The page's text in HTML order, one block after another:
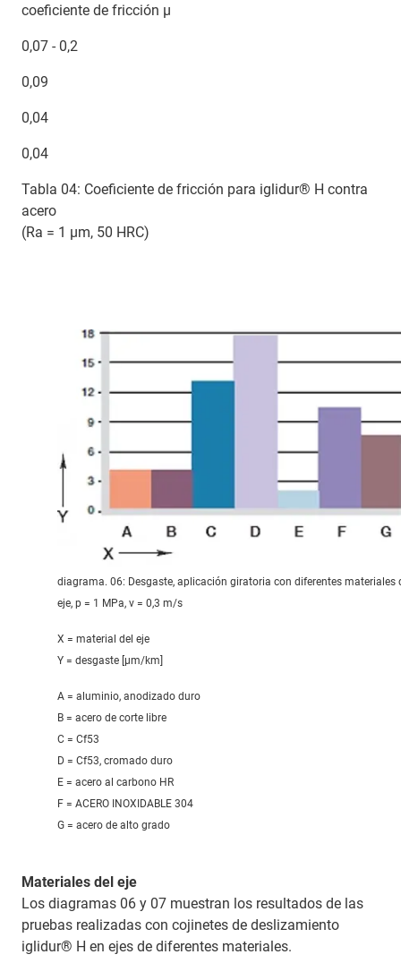
coeficiente de fricción µ
0,07 - 0,2
0,09
0,04
0,04
Tabla 04: Coeficiente de fricción para iglidur® H contra
acero
(Ra = 1 µm, 50 HRC)
diagrama. 06: Desgaste, aplicación giratoria con diferentes materiales
eje, p = 1 MPa, v = 0,3 m/s
X = material del eje
Y = desgaste [μm/km]
A = aluminio, anodizado duro
B = acero de corte libre
C = Cf53
D = Cf53, cromado duro
E = acero al carbono HR
F = ACERO INOXIDABLE 304
G = acero de alto grado
Materiales del eje
Los diagramas 06 y 07 muestran los resultados de las
pruebas realizadas con cojinetes de deslizamiento
iglidur® H en ejes de diferentes materiales.